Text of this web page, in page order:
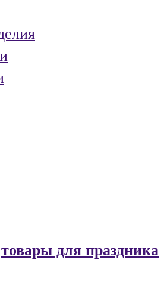
товары для праздника